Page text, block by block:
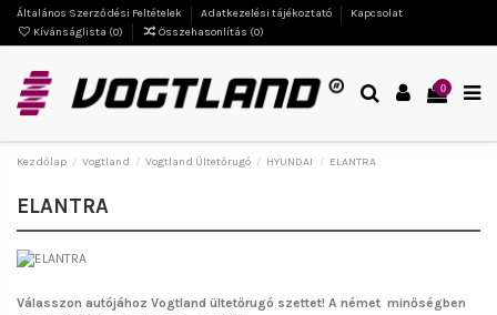
Általános Szerződési Feltételek Adatkezelési tájékoztató
Kapcsolat
Kívánságlista (0) Összehasonlítás (0)
0
Kezdőlap Vogtland Vogtland Ültetőrugó HYUNDAI ELANTRA
ELANTRA
Válasszon autójához Vogtland ültetőrugó szettet! A német minőségben